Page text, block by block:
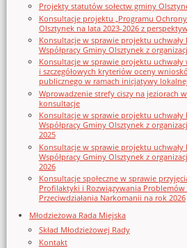
Projekty statutów sołectw gminy
Konsultacje projektu „Programu
Olsztynek na lata 2023-2026 z
Konsultacje w sprawie projektu uchwały
Współpracy Gminy Olsztynek z
Konsultacje w sprawie projektu
i szczegółowych kryteriów oceny
publicznego w ramach inicjatywy lokalnej
Wprowadzenie strefy ciszy na jeziorach
konsultacje
Konsultacje w sprawie projektu uchwały
Współpracy Gminy Olsztynek z
2025
Konsultacje w sprawie projektu uchwały
Współpracy Gminy Olsztynek z
2026
Konsultacje społeczne w sprawie
Profilaktyki i Rozwiązywania
Przeciwdziałania Narkomanii na rok 2026
Młodzieżowa Rada Miejska
Skład Młodzieżowej Rady
Kontakt